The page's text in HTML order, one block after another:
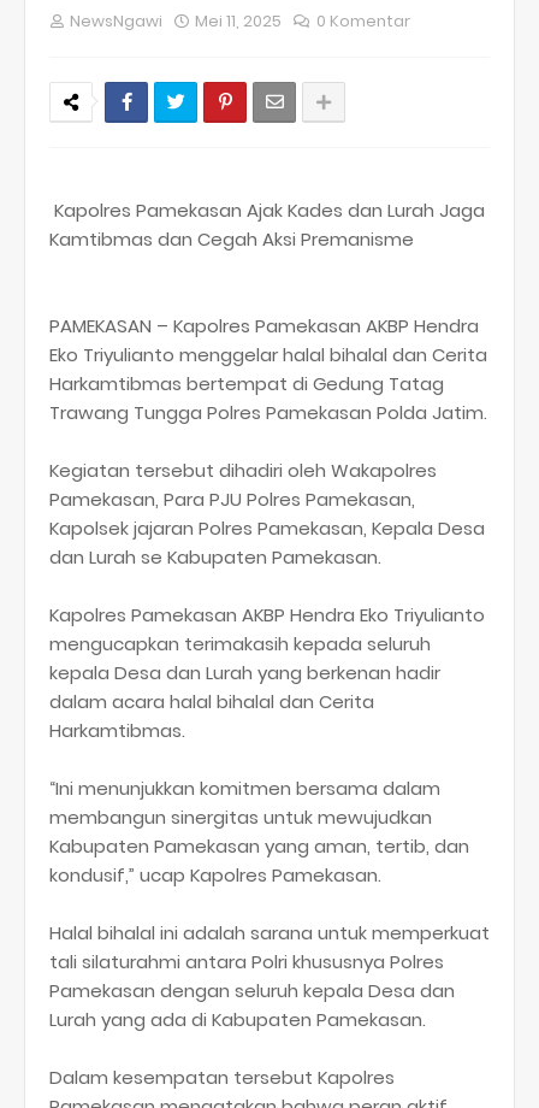
NewsNgawi Mei 11, 2025 0 Komentar
Kapolres Pamekasan Ajak Kades dan Lurah Jaga
Kamtibmas dan Cegah Aksi Premanisme
PAMEKASAN – Kapolres Pamekasan AKBP Hendra
Eko Triyulianto menggelar halal bihalal dan Cerita
Harkamtibmas bertempat di Gedung Tatag
Trawang Tungga Polres Pamekasan Polda Jatim.
Kegiatan tersebut dihadiri oleh Wakapolres
Pamekasan, Para PJU Polres Pamekasan,
Kapolsek jajaran Polres Pamekasan, Kepala Desa
dan Lurah se Kabupaten Pamekasan.
Kapolres Pamekasan AKBP Hendra Eko Triyulianto
mengucapkan terimakasih kepada seluruh
kepala Desa dan Lurah yang berkenan hadir
dalam acara halal bihalal dan Cerita
Harkamtibmas.
“Ini menunjukkan komitmen bersama dalam
membangun sinergitas untuk mewujudkan
Kabupaten Pamekasan yang aman, tertib, dan
kondusif,” ucap Kapolres Pamekasan.
Halal bihalal ini adalah sarana untuk memperkuat
tali silaturahmi antara Polri khususnya Polres
Pamekasan dengan seluruh kepala Desa dan
Lurah yang ada di Kabupaten Pamekasan.
Dalam kesempatan tersebut Kapolres